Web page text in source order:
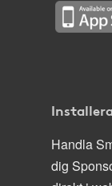
Handla
dig